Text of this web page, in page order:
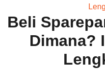
Beli
Dimana?